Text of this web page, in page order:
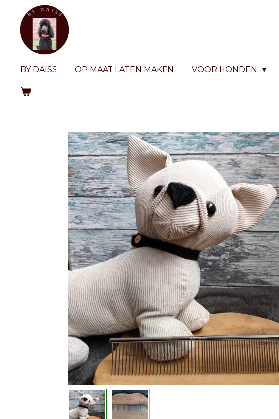
direct
hoofdinhoud
BY DAISS OP MAAT LATEN MAKEN VOOR HONDEN